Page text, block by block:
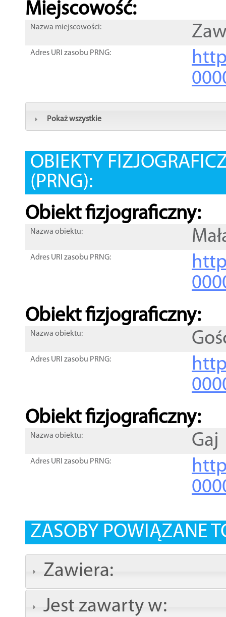
Miejscowość:
Nazwa miejscowości:
Adres URI zasobu PRNG:
Pokaż wszystkie
OBIEKTY
(PRNG):
Obiekt fizjograficzny:
Nazwa obiektu:
Adres URI zasobu PRNG:
Obiekt fizjograficzny:
Nazwa obiektu:
Adres URI zasobu PRNG:
Obiekt fizjograficzny:
Nazwa obiektu: Gaj
Adres URI zasobu PRNG:
ZASOBY POWIĄZANE
Zawiera:
Jest zawarty w: